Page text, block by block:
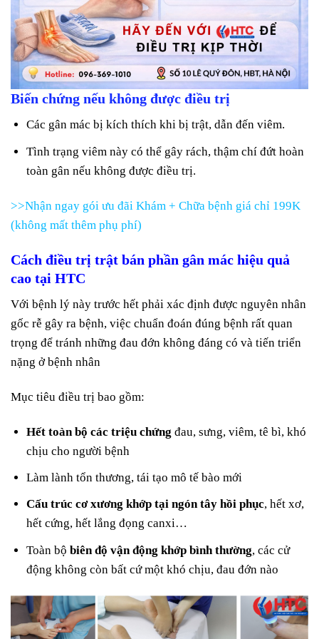
Biến chứng nếu không được điều trị
Các gân mác bị kích thích khi bị trật, dẫn đến viêm.
Tình trạng viêm này có thể gây rách, thậm chí đứt hoàn
toàn gân nếu không được điều trị.
>>Nhận ngay gói ưu đãi Khám + Chữa bệnh giá chỉ 199K
(không mất thêm phụ phí)
Cách điều trị trật bán phần gân mác hiệu quả
cao tại HTC
Với bệnh lý này trước hết phải xác định được nguyên nhân
gốc rễ gây ra bệnh, việc chuẩn đoán đúng bệnh rất quan
trọng để tránh những đau đớn không đáng có và tiến triển
nặng ở bệnh nhân
Mục tiêu điều trị bao gồm:
Hết toàn bộ các triệu chứng đau, sưng, viêm, tê bì, khó
chịu cho người bệnh
Làm lành tổn thương, tái tạo mô tế bào mới
Cấu trúc cơ xương khớp tại ngón tây hồi phục, hết xơ,
hết cứng, hết lắng đọng canxi…
Toàn bộbiên độ vận động khớp bình thường, các cử
động không còn bất cứ một khó chịu, đau đớn nào